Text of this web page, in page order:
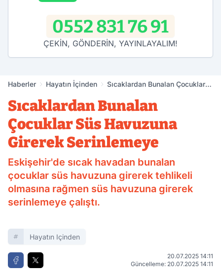
0552 831 76 91
ÇEKİN, GÖNDERİN, YAYINLAYALIM!
Haberler Hayatın İçinden
Sıcaklardan Bunalan Çocuklar
Serinlemeye
Sıcaklardan Bunalan
Çocuklar Süs Havuzuna
Girerek Serinlemeye
Eskişehir'de sıcak havadan bunalan
çocuklar süs havuzuna girerek tehlikeli
olmasına rağmen süs havuzuna girerek
serinlemeye çalıştı.
Hayatın Içinden
20.07.2025 14:11
Güncelleme: 20.07.2025 14:11